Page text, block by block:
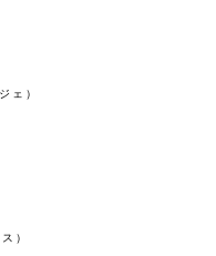
ェ）
）